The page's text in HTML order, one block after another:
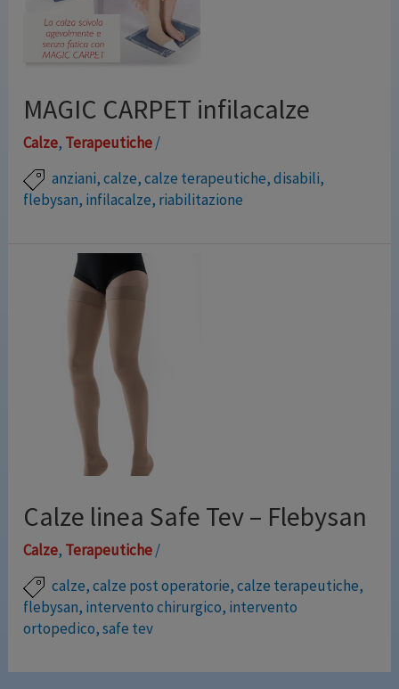
MAGIC CARPET infilacalze
Calze, Terapeutiche/
anziani,calze,calze terapeutiche,disabili,
flebysan, infilacalze, riabilitazione
terapeutiche è Magic Carpet di Flebysan !!!Guarda il
video a questo link http://www.youtube.com/watch?
v=xzFgNBezenM
Calze linea Safe Tev – Flebysan
Calze, Terapeutiche/
calze,calze post operatorie,calze terapeutiche,
flebysan, intervento chirurgico, intervento
ortopedico,safe tev
Linea per la profilassi della trombosi venosa profonda e